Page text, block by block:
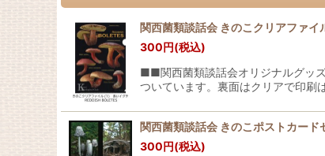
関西菌類談話会 きのこクリアファイ
300円(税込)
■■関西菌類談話会オリジナルグッ
ついています。裏面はクリアで印刷
関西菌類談話会 きのこポストカー
300円(税込)